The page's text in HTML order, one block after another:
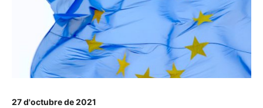
27 d'octubre de 2021